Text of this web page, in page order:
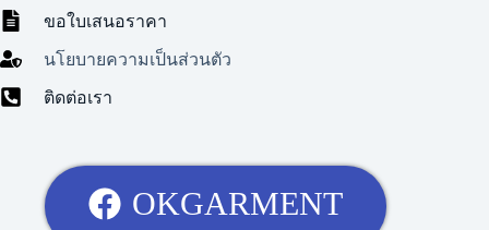
ขอใบเสนอราคา
นโยบายความเป็นส่วนตัว
ติดต่อเรา
OKGARMENT